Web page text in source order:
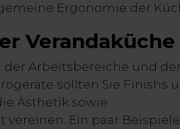
Ergonomie der
Verandaküche
Arbeitsbereiche und der
sollten Sie Finishs
Ästhetik sowie
Ein paar